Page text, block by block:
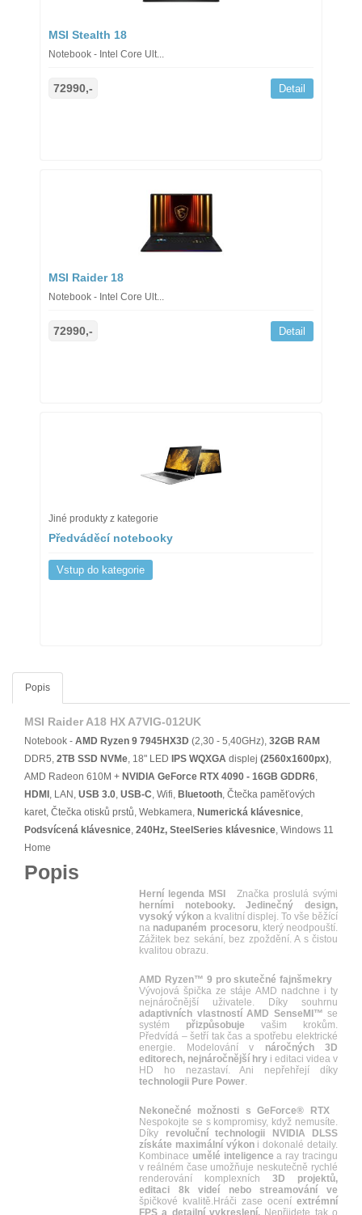
MSI Stealth 18
Notebook - Intel Core Ult...
72990,- Detail
MSI Raider 18
Notebook - Intel Core Ult...
72990,- Detail
Jiné produkty z kategorie
Předváděcí notebooky
Vstup do kategorie
Popis
MSI Raider A18 HX A7VIG-012UK
Notebook - AMD Ryzen 9 7945HX3D (2,30 - 5,40GHz), 32GB RAM
DDR5, 2TB SSD NVMe, 18" LED IPS WQXGA displej (2560x1600px),
AMD Radeon 610M + NVIDIA GeForce RTX 4090 - 16GB GDDR6,
HDMI , LAN, USB 3.0, USB-C, Wifi, Bluetooth, Čtečka paměťových
karet, Čtečka otisků prstů, Webkamera, Numerická klávesnice,
Podsvícená klávesnice, 240Hz, SteelSeries klávesnice, Windows 11
Home
Popis
Herní legenda MSI
Značka proslulá svými
herními notebooky. Jedinečný design,
vysoký výkon a kvalitní displej. To vše běžící
na nadupaném procesoru, který neodpouští.
Zážitek bez sekání, bez zpoždění. A s čistou
kvalitou obrazu.
AMD Ryzen™ 9 pro skutečné fajnšmekry
Vývojová špička ze stáje AMD nadchne i ty
nejnáročnější uživatele. Díky souhrnu
adaptivních vlastností AMD SenseMI™ se
systém přizpůsobuje vašim krokům.
Předvídá – šetří tak čas a spotřebu elektrické
energie. Modelování v
náročných 3D
editorech, nejnáročnější hry i editaci videa v
HD ho nezastaví. Ani nepřehřejí díky
technologii Pure Power.
Nekonečné možnosti s GeForce® RTX
Nespokojte se s kompromisy, když nemusíte.
Díky
revoluční technologii NVIDIA DLSS
získáte maximální výkoni dokonalé detaily.
Kombinace umělé inteligence a ray tracingu
v reálném čase umožňuje neskutečně rychlé
renderování komplexních 3D projektů,
editaci 8k videí nebo streamování ve
špičkové kvalitě.Hráči zase ocení extrémní
FPS a detailní vykreslení. Nepřijdete tak o